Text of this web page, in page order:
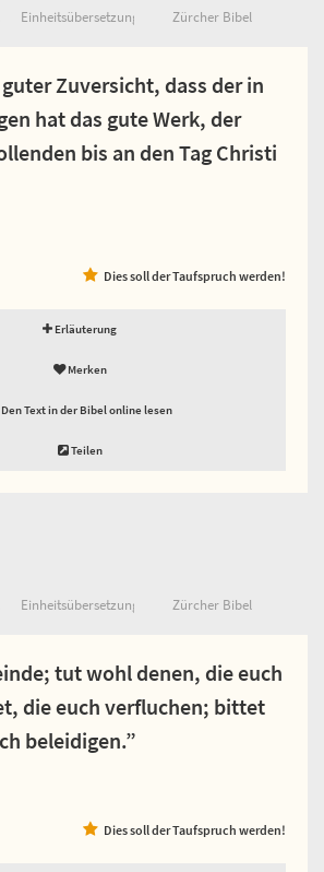
Einheitsübersetzung Zürcher Bibel
Zuversicht, dass der in
hat das gute Werk, der
bis an den Tag Christi
Dies soll der Taufspruch werden!
Erläuterung
Merken
Den Text in der Bibel online lesen
Teilen
Einheitsübersetzung Zürcher Bibel
tut wohl denen, die euch
die euch verfluchen; bittet
beleidigen.”
Dies soll der Taufspruch werden!